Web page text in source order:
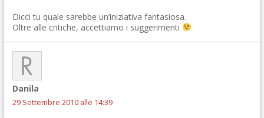
Dicci tu quale sarebbe un’iniziativa fantasiosa.
Oltre alle critiche, accettiamo i suggerimenti
Danila
29 Settembre 2010 alle 14:39